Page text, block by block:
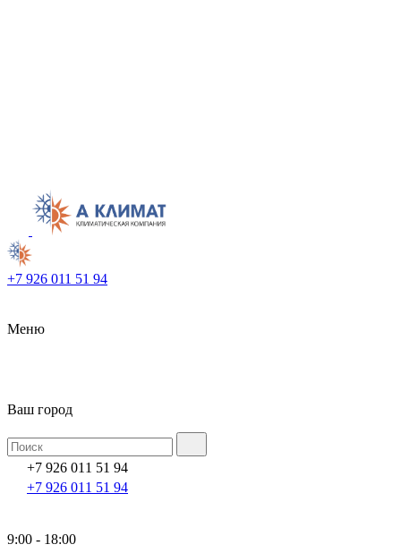
+7 926 011 51 94
Меню
Ваш город
+7 926 011 51 94
+7 926 011 51 94
9:00 - 18:00